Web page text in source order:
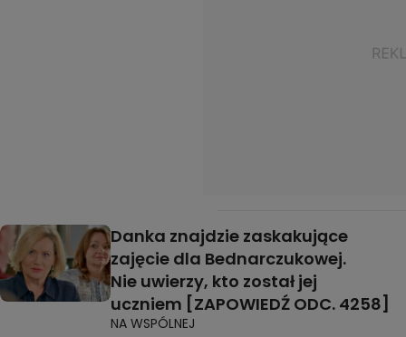
Danka znajdzie zaskakujące
zajęcie dla Bednarczukowej.
Nie uwierzy, kto został jej
uczniem [ZAPOWIEDŹ ODC. 4258]
NA WSPÓLNEJ